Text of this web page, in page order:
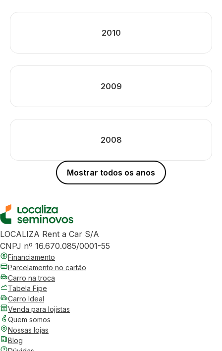
2010
2009
2008
Mostrar todos os anos
LOCALIZA Rent a Car S/A
CNPJ nº 16.670.085/0001-55
Financiamento
Parcelamento no cartão
Carro na troca
Tabela Fipe
Carro Ideal
Venda para lojistas
Quem somos
Nossas lojas
Blog